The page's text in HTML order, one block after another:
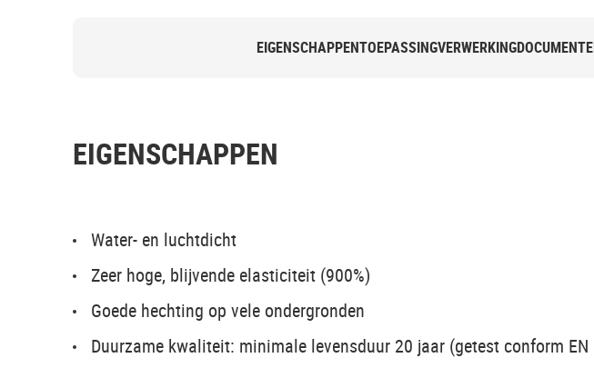
EIGENSCHAPPENTOEPASSINGVERWERKING
EIGENSCHAPPEN
Water- en luchtdicht
Zeer hoge, blijvende elasticiteit (900%)
Goede hechting op vele ondergronden
Duurzame kwaliteit: minimale levensduur 20 jaar (getest conform EN